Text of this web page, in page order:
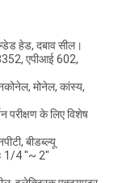
हेड, दबाव सील।
एपीआई 602,
मोनेल, कांस्य,
परीक्षण के लिए विशेष
बीडब्ल्यू
1/4 "~ 2"